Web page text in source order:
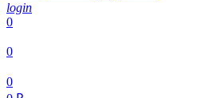
login
0
0
0